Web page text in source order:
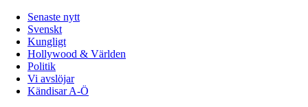
Senaste nytt
Svenskt
Kungligt
Hollywood & Världen
Politik
Vi avslöjar
Kändisar A-Ö